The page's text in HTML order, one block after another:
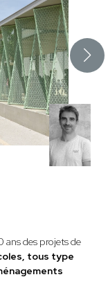
ans des projets de
tous type